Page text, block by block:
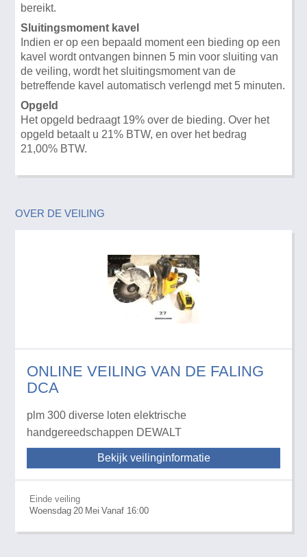
bereikt.
Sluitingsmoment kavel
Indien er op een bepaald moment een bieding op een
kavel wordt ontvangen binnen 5 min voor sluiting van
de veiling, wordt het sluitingsmoment van de
betreffende kavel automatisch verlengd met 5 minuten.
Opgeld
Het opgeld bedraagt 19% over de bieding. Over het
opgeld betaalt u 21% BTW, en over het bedrag
21,00% BTW.
OVER DE VEILING
ONLINE VEILING VAN DE FALING
DCA
plm 300 diverse loten elektrische
handgereedschappen DEWALT
Bekijk veilinginformatie
Einde veiling
Woensdag 20 Mei Vanaf 16:00